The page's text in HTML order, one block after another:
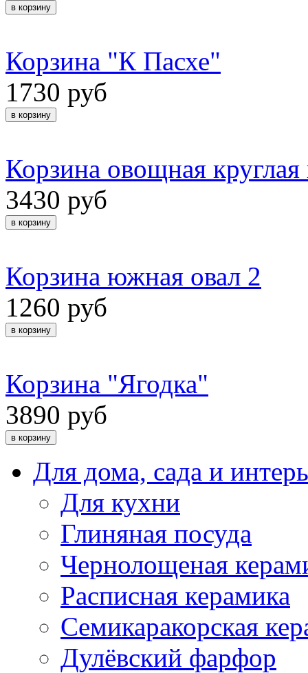
Корзина "К Пасхе"
1730 руб
Корзина овощная
3430 руб
Корзина южная овал 2
1260 руб
Корзина "Ягодка"
3890 руб
Для дома, сада и
Для кухни
Глиняная посуда
Чернолощеная
Расписная керамика
Семикаракорская
Дулёвский фарфор